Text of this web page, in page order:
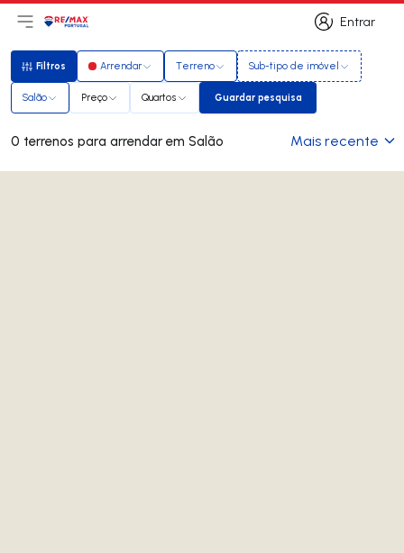
Entrar
Entrar
Abri menu principal
LogoIr para página inicial
Filtros
Filtros Arrendar Terreno Sub-tipo de imóvel
Salão Preço Quartos Guardar pesquisa
Guardar pesquisa
0 terrenos para arrendar em Salão Mais recente